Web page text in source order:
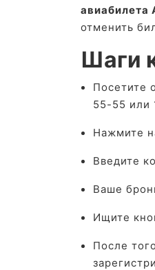
авиабилета
отменить
Шаги
Посетите
55-55 или
Нажмите
Введите
Ваше
Ищите
После